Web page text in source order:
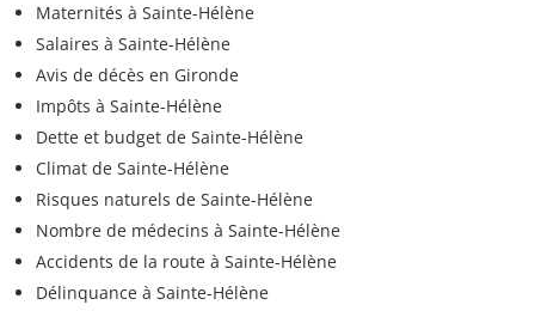
Maternités à Sainte-Hélène
Salaires à Sainte-Hélène
Avis de décès en Gironde
Impôts à Sainte-Hélène
Dette et budget de Sainte-Hélène
Climat de Sainte-Hélène
Risques naturels de Sainte-Hélène
Nombre de médecins à Sainte-Hélène
Accidents de la route à Sainte-Hélène
Délinquance à Sainte-Hélène